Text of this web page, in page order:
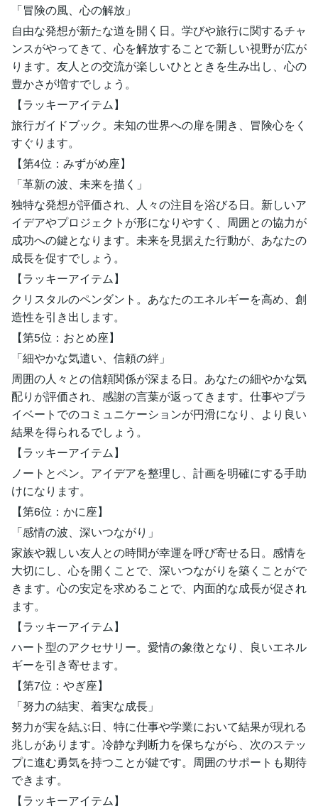
「冒険の風、心の解放」
自由な発想が新たな道を開く日。学びや旅行に関するチャ
ンスがやってきて、心を解放することで新しい視野が広が
ります。友人との交流が楽しいひとときを生み出し、心の
豊かさが増すでしょう。
【ラッキーアイテム】
旅行ガイドブック。未知の世界への扉を開き、冒険心をく
すぐります。
【第4位：みずがめ座】
「革新の波、未来を描く」
独特な発想が評価され、人々の注目を浴びる日。新しいア
イデアやプロジェクトが形になりやすく、周囲との協力が
成功への鍵となります。未来を見据えた行動が、あなたの
成長を促すでしょう。
【ラッキーアイテム】
クリスタルのペンダント。あなたのエネルギーを高め、創
造性を引き出します。
【第5位：おとめ座】
「細やかな気遣い、信頼の絆」
周囲の人々との信頼関係が深まる日。あなたの細やかな気
配りが評価され、感謝の言葉が返ってきます。仕事やプラ
イベートでのコミュニケーションが円滑になり、より良い
結果を得られるでしょう。
【ラッキーアイテム】
ノートとペン。アイデアを整理し、計画を明確にする手助
けになります。
【第6位：かに座】
「感情の波、深いつながり」
家族や親しい友人との時間が幸運を呼び寄せる日。感情を
大切にし、心を開くことで、深いつながりを築くことがで
きます。心の安定を求めることで、内面的な成長が促され
ます。
【ラッキーアイテム】
ハート型のアクセサリー。愛情の象徴となり、良いエネル
ギーを引き寄せます。
【第7位：やぎ座】
「努力の結実、着実な成長」
努力が実を結ぶ日、特に仕事や学業において結果が現れる
兆しがあります。冷静な判断力を保ちながら、次のステッ
プに進む勇気を持つことが鍵です。周囲のサポートも期待
できます。
【ラッキーアイテム】